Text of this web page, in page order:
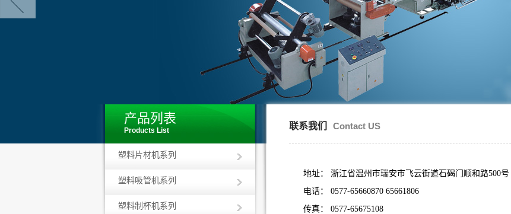
产品列表
Products List
塑料片材机系列
塑料吸管机系列
塑料制杯机系列
联系我们 Contact US
地址： 浙江省温州市瑞安市飞云街道石碣门顺和路500号
电话： 0577-65660870 65661806
传真： 0577-65675108